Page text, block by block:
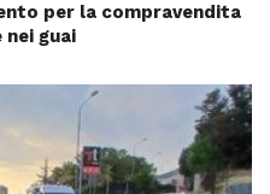
per la compravendita
guai